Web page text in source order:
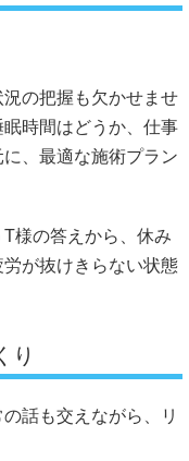
の把握も欠かせませ
時間はどうか、仕事
、最適な施術プラン
T様の答えから、休み
が抜けきらない状態
り
話も交えながら、リ